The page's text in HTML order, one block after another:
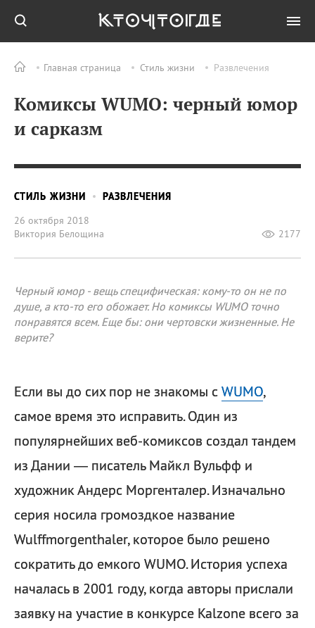
Главная страница Стиль жизни Развлечения
Комиксы WUMO: черный юмор
и сарказм
СТИЛЬ ЖИЗНИ
РАЗВЛЕЧЕНИЯ
26 октября 2018
Виктория Белощина
2177
Черный юмор - вещь специфическая: кому-то он не по
душе, а кто-то его обожает. Но комиксы WUMO точно
понравятся всем. Еще бы: они чертовски жизненные. Не
верите?
Если вы до сих пор не знакомы сWUMO,
самое время это исправить. Один из
популярнейших веб-комиксов создал тандем
из Дании — писатель Майкл Вульфф и
художник Андерс Моргенталер. Изначально
серия носила громоздкое название
Wulffmorgenthaler, которое было решено
сократить до емкого WUMO. История успеха
началась в 2001 году, когда авторы прислали
заявку на участие в конкурсе Kalzone всего за